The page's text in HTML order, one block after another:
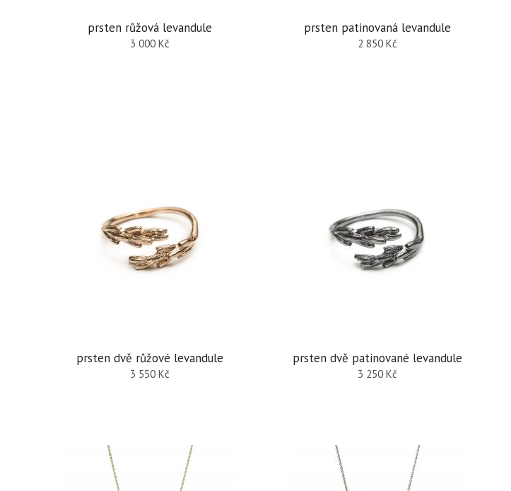
prsten růžová levandule
3 000Kč
prsten patinovaná levandule
2 850Kč
prsten dvě růžové levandule
3 550Kč
prsten dvě patinované levandule
3 250Kč